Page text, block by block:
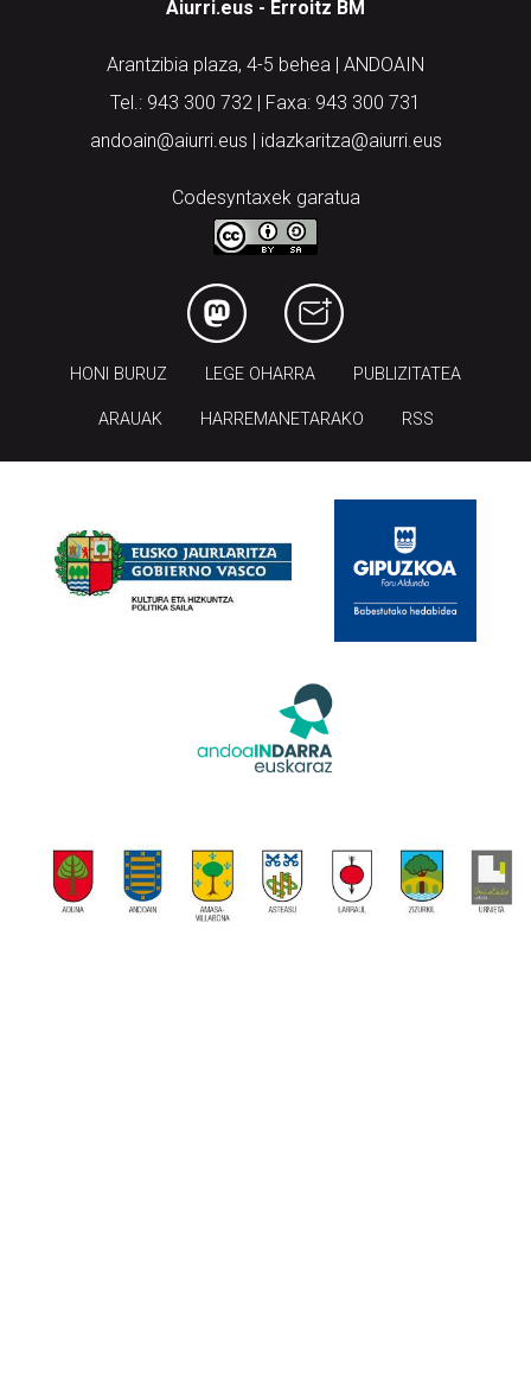
Aiurri.eus - Erroitz BM
Arantzibia plaza, 4-5 behea | ANDOAIN
Tel.: 943 300 732 | Faxa: 943 300 731
andoain@aiurri.eus | idazkaritza@aiurri.eus
Codesyntaxek garatua
HONI BURUZ LEGE OHARRA PUBLIZITATEA
ARAUAK HARREMANETARAKO RSS